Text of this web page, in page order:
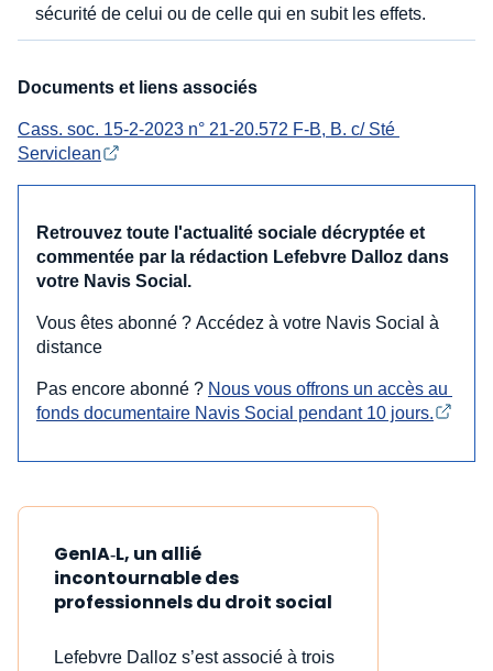
sécurité de celui ou de celle qui en subit les effets.
Documents et liens associés
Cass. soc. 15-2-2023 n° 21-20.572 F-B, B. c/ Sté
Serviclean
Retrouvez toute l'actualité sociale décryptée et
commentée par la rédaction Lefebvre Dalloz dans
votre Navis Social.
Vous êtes abonné ? Accédez à votre Navis Social à
distance
Pas encore abonné ? Nous vous offrons un accès au
fonds documentaire Navis Social pendant 10 jours.
GenIA‑L, un allié
incontournable des
professionnels du droit social
Lefebvre Dalloz s’est associé à trois